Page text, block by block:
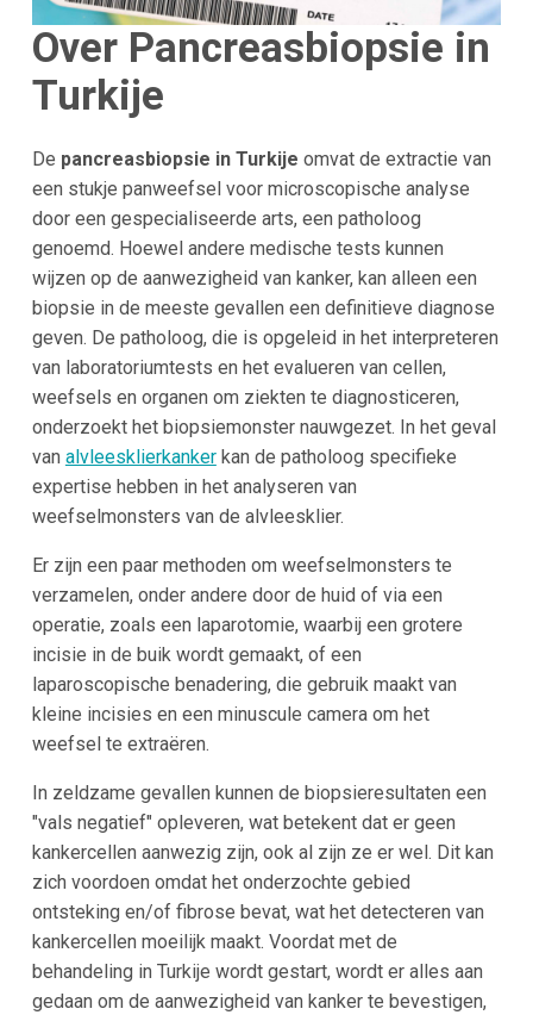
Over Pancreasbiopsie in
Turkije
De pancreasbiopsie in Turkije omvat de extractie van
een stukje panweefsel voor microscopische analyse
door een gespecialiseerde arts, een patholoog
genoemd. Hoewel andere medische tests kunnen
wijzen op de aanwezigheid van kanker, kan alleen een
biopsie in de meeste gevallen een definitieve diagnose
geven. De patholoog, die is opgeleid in het interpreteren
van laboratoriumtests en het evalueren van cellen,
weefsels en organen om ziekten te diagnosticeren,
onderzoekt het biopsiemonster nauwgezet. In het geval
van alvleesklierkankerkan de patholoog specifieke
expertise hebben in het analyseren van
weefselmonsters van de alvleesklier.
Er zijn een paar methoden om weefselmonsters te
verzamelen, onder andere door de huid of via een
operatie, zoals een laparotomie, waarbij een grotere
incisie in de buik wordt gemaakt, of een
laparoscopische benadering, die gebruik maakt van
kleine incisies en een minuscule camera om het
weefsel te extraëren.
In zeldzame gevallen kunnen de biopsieresultaten een
"vals negatief" opleveren, wat betekent dat er geen
kankercellen aanwezig zijn, ook al zijn ze er wel. Dit kan
zich voordoen omdat het onderzochte gebied
ontsteking en/of fibrose bevat, wat het detecteren van
kankercellen moeilijk maakt. Voordat met de
behandeling in Turkije wordt gestart, wordt er alles aan
gedaan om de aanwezigheid van kanker te bevestigen,